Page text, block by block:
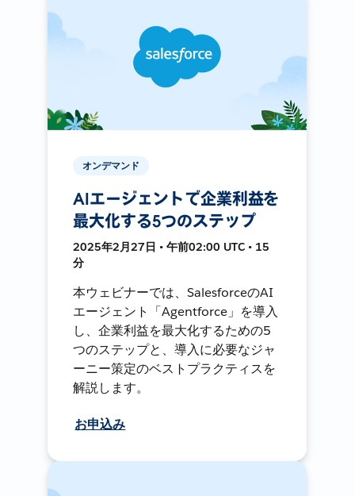
オンデマンド
AIエージェントで企業利益を
最大化する5つのステップ
2025年2月27日 • 午前02:00 UTC • 15
分
本ウェビナーでは、SalesforceのAI
エージェント「Agentforce」を導入
し、企業利益を最大化するための5
つのステップと、導入に必要なジャ
ーニー策定のベストプラクティスを
解説します。
お申込み